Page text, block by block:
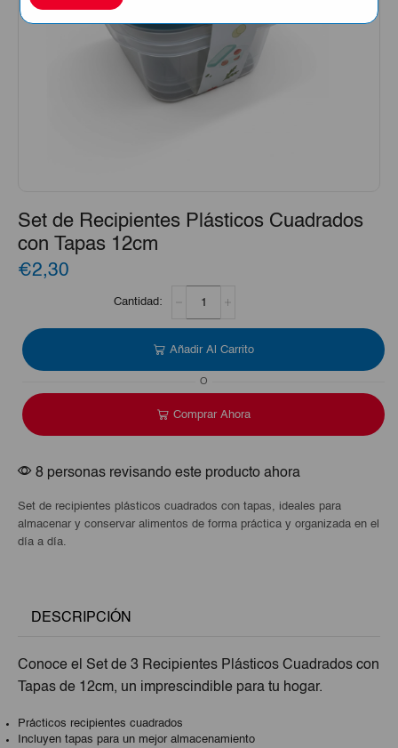
Set de Recipientes Plásticos Cuadrados
con Tapas 12cm
€2,30
Cuadrados
con
cantidad
Añadir Al Carrito
O
Comprar Ahora
8 personas revisando este producto ahora
Set de recipientes plásticos cuadrados con tapas, ideales para
almacenar y conservar alimentos de forma práctica y organizada en el
día a día.
DESCRIPCIÓN
Conoce el Set de 3 Recipientes Plásticos Cuadrados con
Tapas de 12cm, un imprescindible para tu hogar.
Prácticos recipientes cuadrados
Incluyen tapas para un mejor almacenamiento